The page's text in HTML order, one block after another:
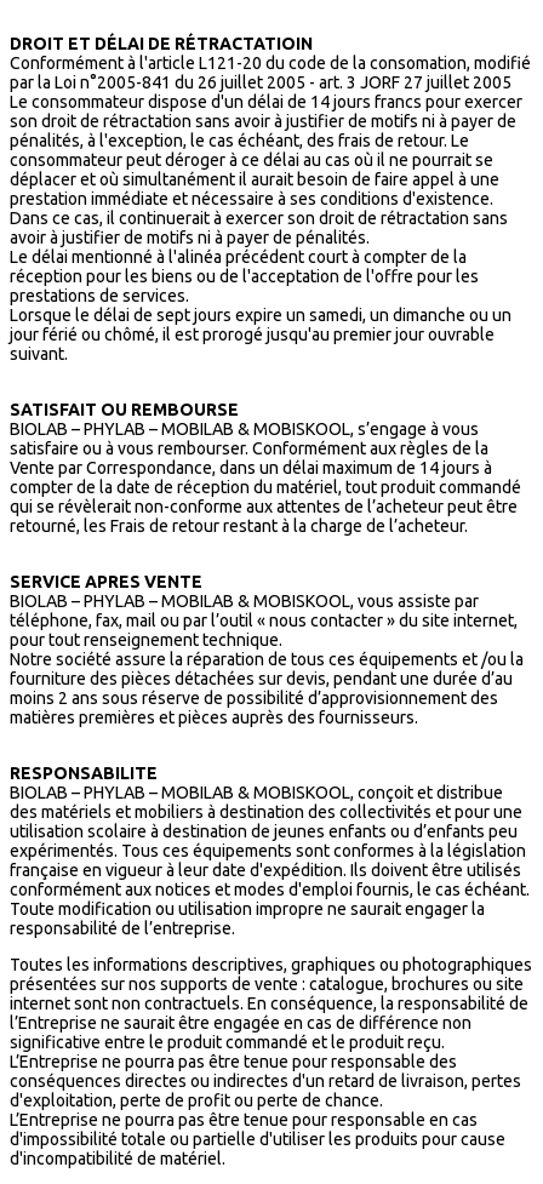
DROIT ET DÉLAI DE RÉTRACTATIOIN
Conformément à l'article L121-20 du code de la consomation, modifié
par la Loi n°2005-841 du 26 juillet 2005 - art. 3 JORF 27 juillet 2005
Le consommateur dispose d'un délai de 14 jours francs pour exercer
son droit de rétractation sans avoir à justifier de motifs ni à payer de
pénalités, à l'exception, le cas échéant, des frais de retour. Le
consommateur peut déroger à ce délai au cas où il ne pourrait se
déplacer et où simultanément il aurait besoin de faire appel à une
prestation immédiate et nécessaire à ses conditions d'existence.
Dans ce cas, il continuerait à exercer son droit de rétractation sans
avoir à justifier de motifs ni à payer de pénalités.
Le délai mentionné à l'alinéa précédent court à compter de la
réception pour les biens ou de l'acceptation de l'offre pour les
prestations de services.
Lorsque le délai de sept jours expire un samedi, un dimanche ou un
jour férié ou chômé, il est prorogé jusqu'au premier jour ouvrable
suivant.
SATISFAIT OU REMBOURSE
BIOLAB – PHYLAB – MOBILAB & MOBISKOOL, s’engage à vous
satisfaire ou à vous rembourser. Conformément aux règles de la
Vente par Correspondance, dans un délai maximum de 14 jours à
compter de la date de réception du matériel, tout produit commandé
qui se révèlerait non-conforme aux attentes de l’acheteur peut être
retourné, les Frais de retour restant à la charge de l’acheteur.
SERVICE APRES VENTE
BIOLAB – PHYLAB – MOBILAB & MOBISKOOL, vous assiste par
téléphone, fax, mail ou par l’outil « nous contacter » du site internet,
pour tout renseignement technique.
Notre société assure la réparation de tous ces équipements et /ou la
fourniture des pièces détachées sur devis, pendant une durée d’au
moins 2 ans sous réserve de possibilité d’approvisionnement des
matières premières et pièces auprès des fournisseurs.
RESPONSABILITE
BIOLAB – PHYLAB – MOBILAB & MOBISKOOL, conçoit et distribue
des matériels et mobiliers à destination des collectivités et pour une
utilisation scolaire à destination de jeunes enfants ou d’enfants peu
expérimentés. Tous ces équipements sont conformes à la législation
française en vigueur à leur date d'expédition. Ils doivent être utilisés
conformément aux notices et modes d'emploi fournis, le cas échéant.
Toute modification ou utilisation impropre ne saurait engager la
responsabilité de l’entreprise.
Toutes les informations descriptives, graphiques ou photographiques
présentées sur nos supports de vente : catalogue, brochures ou site
internet sont non contractuels. En conséquence, la responsabilité de
l’Entreprise ne saurait être engagée en cas de différence non
significative entre le produit commandé et le produit reçu.
L’Entreprise ne pourra pas être tenue pour responsable des
conséquences directes ou indirectes d'un retard de livraison, pertes
d'exploitation, perte de profit ou perte de chance.
L’Entreprise ne pourra pas être tenue pour responsable en cas
d'impossibilité totale ou partielle d'utiliser les produits pour cause
d'incompatibilité de matériel.